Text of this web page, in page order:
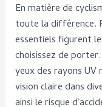
En matière de
toute la différence.
essentiels figurent
choisissez de
yeux des rayons
vision claire dans
ainsi le risque